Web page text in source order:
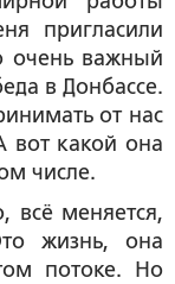
пригласили
очень важный
в Донбассе.
от нас
вот какой она
числе.
всё меняется,
жизнь, она
потоке. Но